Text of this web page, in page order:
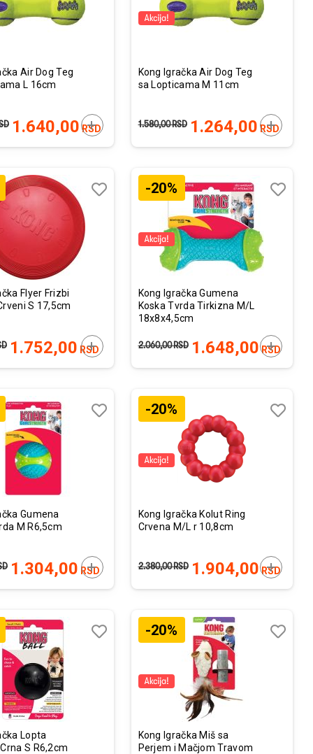
Air Dog Teg
L 16cm
1.640,00RSD
DODAJTE U KORPU
Kong Igračka Air Dog Teg
sa Lopticama M 11cm
1.264,00 RSD
1.580,00RSD
Flyer Frizbi
S 17,5cm
1.752,00 RSD
DODAJTE U KORPU
Lista
-20%
Kong Igračka Gumena
Koska Tvrda Tirkizna M/L
18x8x4,5cm
1.648,00RSD
2.060,00RSD
Lista
Gumena
M R6,5cm
1.304,00 RSD
DODAJTE U KORPU
Lista
-20%
Kong Igračka Kolut Ring
Crvena M/L r 10,8cm
1.904,00RSD
2.380,00RSD
Lista
Lopta
S R6,2cm
Lista
-20%
Kong Igračka Miš sa
Perjem i Mačjom Travom
Lista